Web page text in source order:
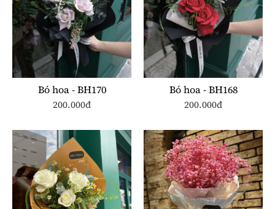
Bó hoa - BH170
200.000đ
Bó hoa - BH168
200.000đ